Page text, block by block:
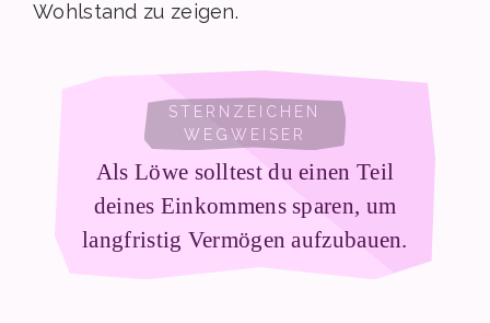
Wohlstand zu zeigen.
Als Löwe solltest du einen Teil
deines Einkommens sparen, um
langfristig Vermögen aufzubauen.